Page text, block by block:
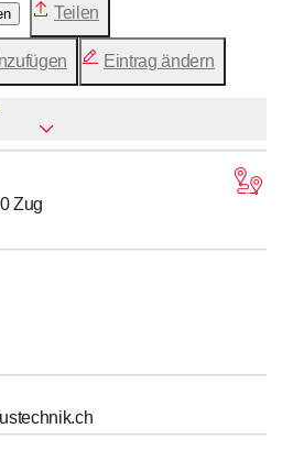
Teilen
Eintrag ändern
Ganztags geöffnet
Ganztags geöffnet
den gewöhnlichen
Zug